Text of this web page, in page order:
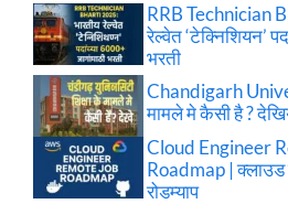
RRB Technician
रेल्वेत ‘टेक्निशियन’
भरती
Chandigarh
मामले मे कैसी है ?
Cloud Engineer
Roadmap | क्लाउड
रोडम्याप